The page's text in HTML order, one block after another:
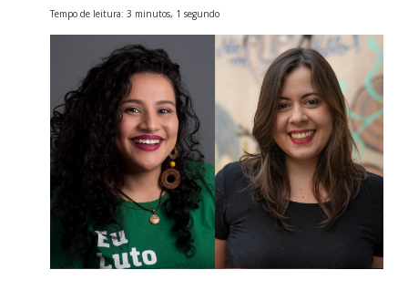
Tempo de leitura: 3 minutos, 1 segundo